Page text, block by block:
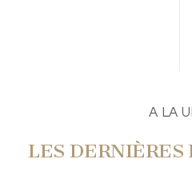
A LA
LES DERNIÈRES